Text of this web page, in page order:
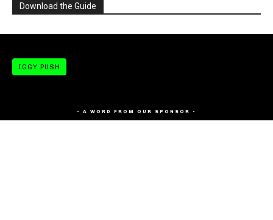
Download the Guide
IGGY PUSH
- A WORD FROM OUR SPONSOR -